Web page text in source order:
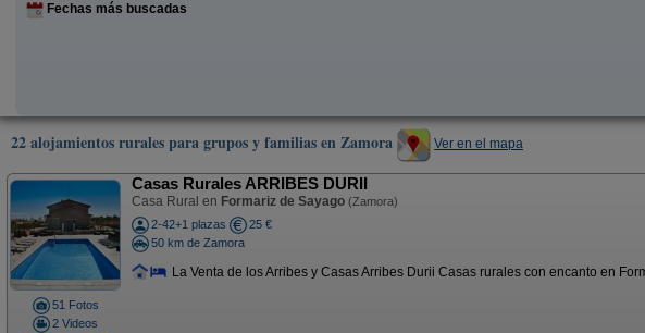
Fechas más buscadas
22 alojamientos rurales para grupos y familias en Zamora Ver en el mapa
51 Fotos
2 Videos
Casas Rurales ARRIBES DURII
Casa Rural en Formariz de Sayago (Zamora)
2-42+1 plazas
25 €
50 km de Zamora
La Venta de los Arribes y Casas Arribes Durii Casas rurales con encanto en